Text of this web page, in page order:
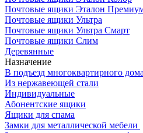
Почтовые ящики Эталон
Почтовые ящики Ультра
Почтовые ящики Ультра Смарт
Почтовые ящики Слим
Деревянные
Назначение
В подъезд многоквартирного дома
Из нержавеющей стали
Индивидуальные
Абонентские ящики
Ящики для спама
Замки для металлической мебели